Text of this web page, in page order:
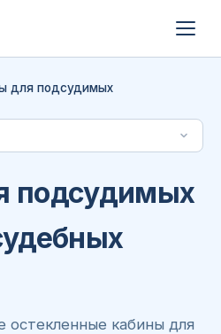
для подсудимых
подсудимых
кабины для